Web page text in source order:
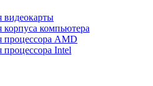
видеокарты
корпуса компьютера
процессора AMD
процессора Intel